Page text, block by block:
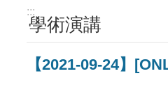
:::
學術演講
【2021-09-24】